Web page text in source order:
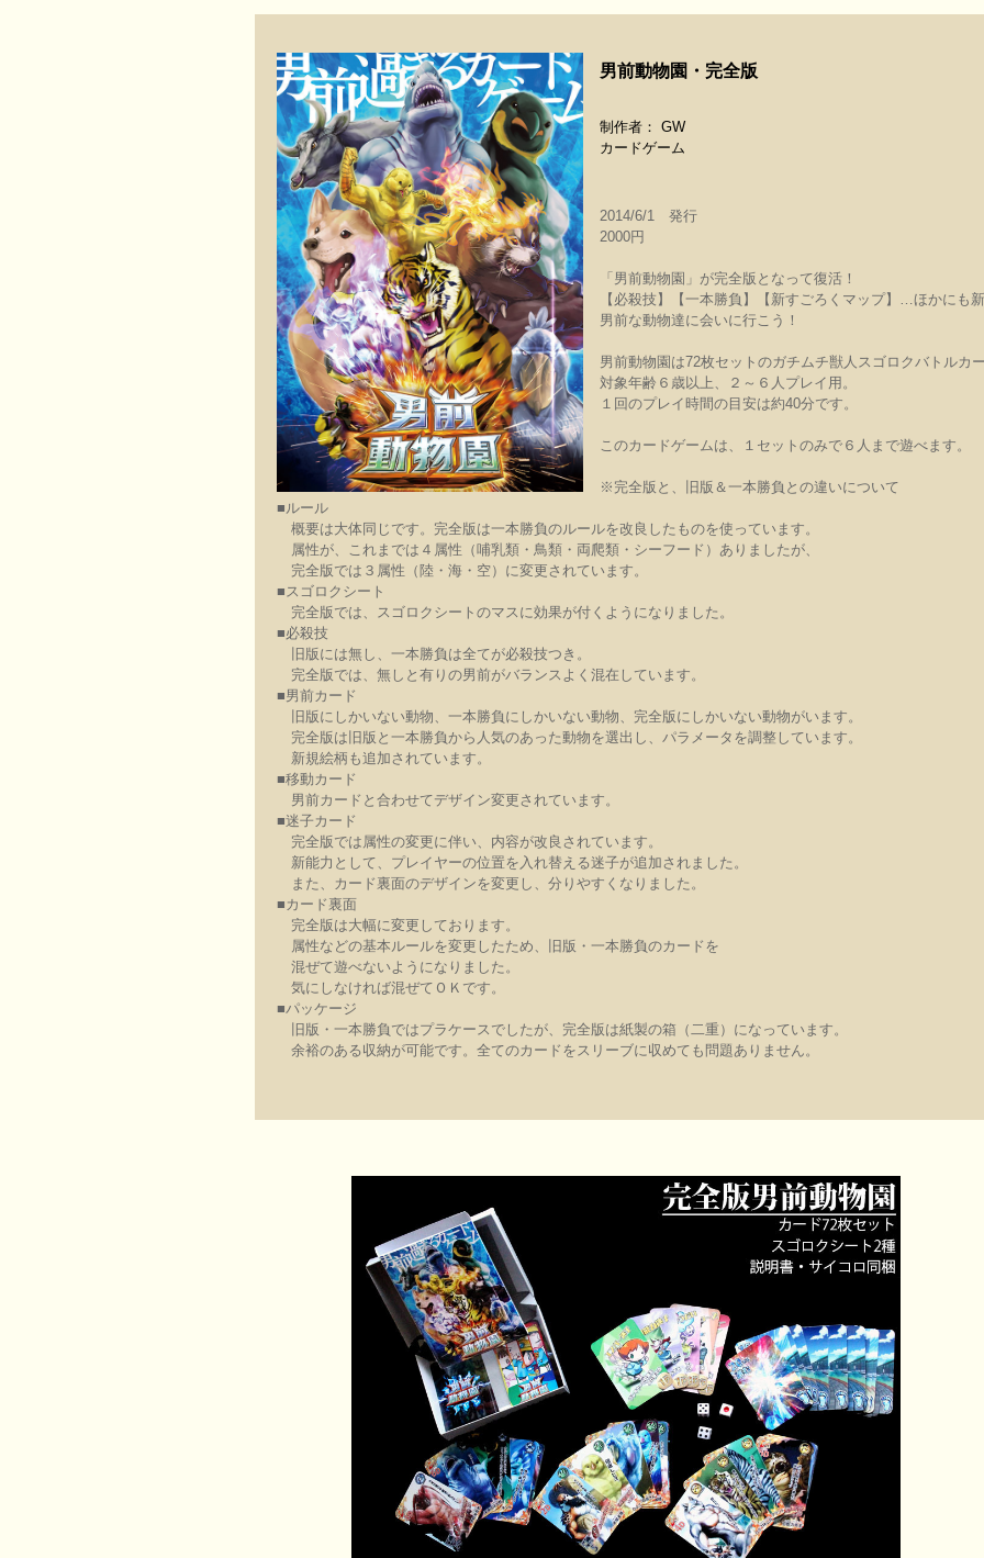
男前動物園・完全版
制作者： GW
カードゲーム
2014/6/1 発行
2000円
「男前動物園」が完全版となって復活！
【必殺技】【一本勝負】【新すごろくマップ】…ほかにも
男前な動物達に会いに行こう！
男前動物園は72枚セットのガチムチ獣人スゴロクバトルカ
対象年齢６歳以上、２～６人プレイ用。
１回のプレイ時間の目安は約40分です。
このカードゲームは、１セットのみで６人まで遊べます。
※完全版と、旧版＆一本勝負との違いについて
■ルール
概要は大体同じです。完全版は一本勝負のルールを改良したものを使っています。
属性が、これまでは４属性（哺乳類・鳥類・両爬類・シーフード）ありましたが、
完全版では３属性（陸・海・空）に変更されています。
■スゴロクシート
完全版では、スゴロクシートのマスに効果が付くようになりました。
■必殺技
旧版には無し、一本勝負は全てが必殺技つき。
完全版では、無しと有りの男前がバランスよく混在しています。
■男前カード
旧版にしかいない動物、一本勝負にしかいない動物、完全版にしかいない動物がいます。
完全版は旧版と一本勝負から人気のあった動物を選出し、パラメータを調整しています。
新規絵柄も追加されています。
■移動カード
男前カードと合わせてデザイン変更されています。
■迷子カード
完全版では属性の変更に伴い、内容が改良されています。
新能力として、プレイヤーの位置を入れ替える迷子が追加されました。
また、カード裏面のデザインを変更し、分りやすくなりました。
■カード裏面
完全版は大幅に変更しております。
属性などの基本ルールを変更したため、旧版・一本勝負のカードを
混ぜて遊べないようになりました。
気にしなければ混ぜてＯＫです。
■パッケージ
旧版・一本勝負ではプラケースでしたが、完全版は紙製の箱（二重）になっています。
余裕のある収納が可能です。全てのカードをスリーブに収めても問題ありません。